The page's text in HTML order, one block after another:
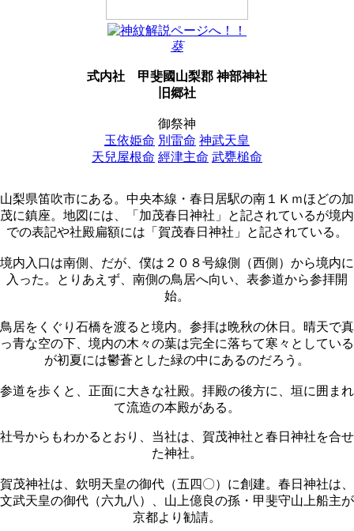
葵
式内社
甲斐國山梨郡 神部神社
旧郷社
御祭神
玉依姫命 別雷命 神武天皇
天兒屋根命 經津主命 武甕槌命
山梨県笛吹市にある。中央本線・春日居駅の南１Ｋｍほどの加
茂に鎮座。地図には、「加茂春日神社」と記されているが境内
での表記や社殿扁額には「賀茂春日神社」と記されている。
境内入口は南側、だが、僕は２０８号線側（西側）から境内に
入った。とりあえず、南側の鳥居へ向い、表参道から参拝開
始。
鳥居をくぐり石橋を渡ると境内。参拝は晩秋の休日。晴天で真
っ青な空の下、境内の木々の葉は完全に落ちて寒々としている
が初夏には鬱蒼とした緑の中にあるのだろう。
参道を歩くと、正面に大きな社殿。拝殿の後方に、垣に囲まれ
て流造の本殿がある。
社号からもわかるとおり、当社は、賀茂神社と春日神社を合せ
た神社。
賀茂神社は、欽明天皇の御代（五四〇）に創建。春日神社は、
文武天皇の御代（六九八）、山上億良の孫・甲斐守山上船主が
京都より勧請。